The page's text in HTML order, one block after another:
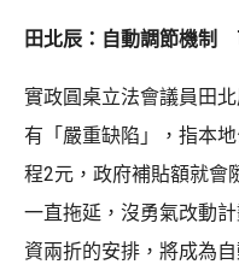
田北辰：自動調節機制
實政圓桌立法會議員田
有「嚴重缺陷」，指本
程2元，政府補貼額就會
一直拖延，沒勇氣改動
資兩折的安排，將成為